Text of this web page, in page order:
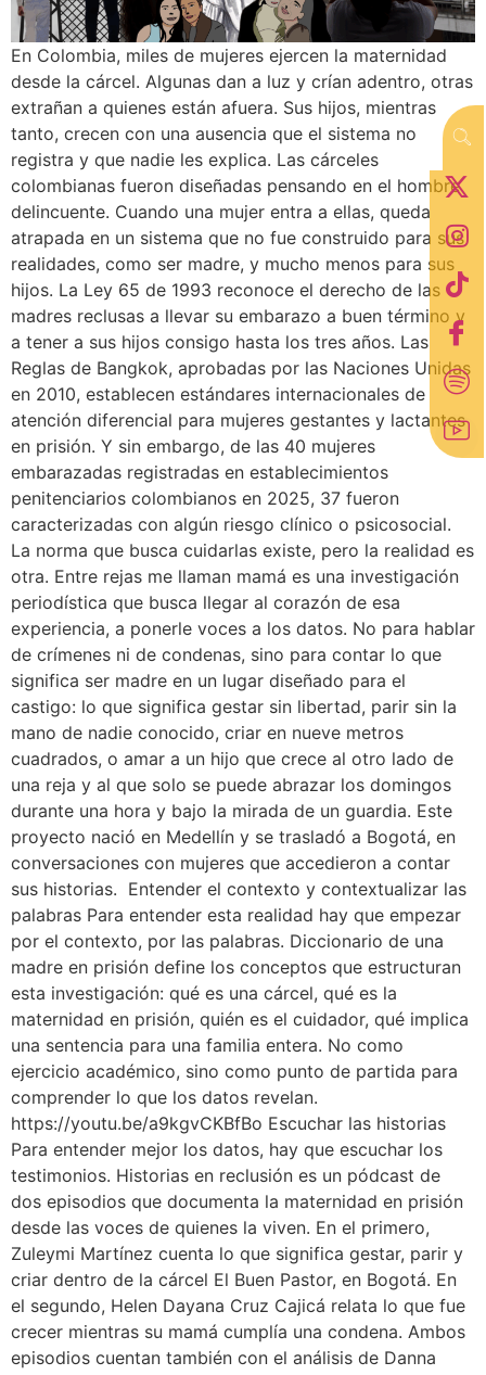
En Colombia, miles de mujeres ejercen la maternidad
desde la cárcel. Algunas dan a luz y crían adentro, otras
extrañan a quienes están afuera. Sus hijos, mientras
tanto, crecen con una ausencia que el sistema no
registra y que nadie les explica. Las cárceles
colombianas fueron diseñadas pensando en el hombre
delincuente. Cuando una mujer entra a ellas, queda
atrapada en un sistema que no fue construido para sus
realidades, como ser madre, y mucho menos para sus
hijos. La Ley 65 de 1993 reconoce el derecho de las
madres reclusas a llevar su embarazo a buen término y
a tener a sus hijos consigo hasta los tres años. Las
Reglas de Bangkok, aprobadas por las Naciones Unidas
en 2010, establecen estándares internacionales de
atención diferencial para mujeres gestantes y lactantes
en prisión. Y sin embargo, de las 40 mujeres
embarazadas registradas en establecimientos
penitenciarios colombianos en 2025, 37 fueron
caracterizadas con algún riesgo clínico o psicosocial.
La norma que busca cuidarlas existe, pero la realidad es
otra. Entre rejas me llaman mamá es una investigación
periodística que busca llegar al corazón de esa
experiencia, a ponerle voces a los datos. No para hablar
de crímenes ni de condenas, sino para contar lo que
significa ser madre en un lugar diseñado para el
castigo: lo que significa gestar sin libertad, parir sin la
mano de nadie conocido, criar en nueve metros
cuadrados, o amar a un hijo que crece al otro lado de
una reja y al que solo se puede abrazar los domingos
durante una hora y bajo la mirada de un guardia. Este
proyecto nació en Medellín y se trasladó a Bogotá, en
conversaciones con mujeres que accedieron a contar
sus historias. Entender el contexto y contextualizar las
palabras Para entender esta realidad hay que empezar
por el contexto, por las palabras. Diccionario de una
madre en prisión define los conceptos que estructuran
esta investigación: qué es una cárcel, qué es la
maternidad en prisión, quién es el cuidador, qué implica
una sentencia para una familia entera. No como
ejercicio académico, sino como punto de partida para
comprender lo que los datos revelan.
https://youtu.be/a9kgvCKBfBo Escuchar las historias
Para entender mejor los datos, hay que escuchar los
testimonios. Historias en reclusión es un pódcast de
dos episodios que documenta la maternidad en prisión
desde las voces de quienes la viven. En el primero,
Zuleymi Martínez cuenta lo que significa gestar, parir y
criar dentro de la cárcel El Buen Pastor, en Bogotá. En
el segundo, Helen Dayana Cruz Cajicá relata lo que fue
crecer mientras su mamá cumplía una condena. Ambos
episodios cuentan también con el análisis de Danna